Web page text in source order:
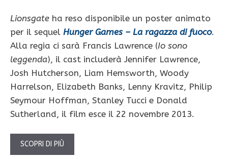
Lionsgate ha reso disponibile un poster animato
per il sequel Hunger Games – La ragazza di fuoco.
Alla regia ci sarà Francis Lawrence (Io sono
leggenda), il cast includerà Jennifer Lawrence,
Josh Hutcherson, Liam Hemsworth, Woody
Harrelson, Elizabeth Banks, Lenny Kravitz, Philip
Seymour Hoffman, Stanley Tucci e Donald
Sutherland, il film esce il 22 novembre 2013.
SCOPRI DI PIÙ